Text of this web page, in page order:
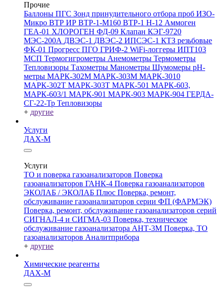
Прочие
Баллоны ПГС Зонд принудительного отбора проб ИЗО-
Микро ВТР ИР ВТР-1-М160 ВТР-1 Н-12 Аммоген
ГЕА-01 ХЛОРОГЕН ФД-09 Клапан КЭГ-9720
МЭС-200А ДВЭС-1 ДВЭС-2 ИПСЭС-1 КТЗ резьбовые
ФК-01 Прогресс ПГО ГРИФ-2 WiFi-логгеры ИПТ103
МСП Термогигрометры Анемометры Термометры
Тепловизоры Тахометры Манометры Шумомеры pH-
метры МАРК-302М МАРК-303М МАРК-3010
МАРК-302Т МАРК-303Т МАРК-501 МАРК-603,
МАРК-603/1 МАРК-901 МАРК-903 МАРК-904 ГЕРДА-
СГ-22-Тр Тепловизоры
+ другие
Услуги
ДАХ-М
Услуги
ТО и поверка газоанализаторов Поверка
газоанализаторов ГАНК-4 Поверка газоанализаторов
ЭКОЛАБ / ЭКОЛАБ Плюс Поверка, ремонт,
обслуживание газоанализаторов серии ФП (ФАРМЭК)
Поверка, ремонт, обслуживание газоанализаторов серий
СИГНАЛ-4 и СИГМА-03 Поверка, техническое
обслуживание газоанализатора АНТ-3М Поверка, ТО
газоанализаторов Аналитприбора
+ другие
Химические реагенты
ДАХ-М